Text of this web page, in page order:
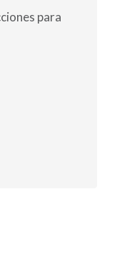
para